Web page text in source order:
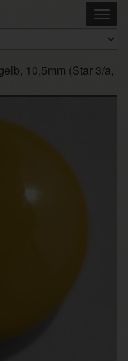
10,5mm (Star 3/a,